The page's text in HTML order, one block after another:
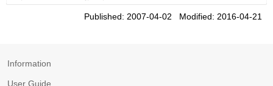
Published: 2007-04-02 Modified: 2016-04-21
Information
User Guide